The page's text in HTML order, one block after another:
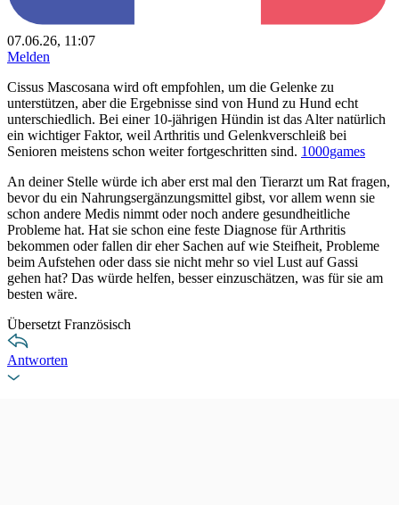
07.06.26, 11:07
Melden
Cissus Mascosana wird oft empfohlen, um die Gelenke zu
unterstützen, aber die Ergebnisse sind von Hund zu Hund echt
unterschiedlich. Bei einer 10-jährigen Hündin ist das Alter natürlich
ein wichtiger Faktor, weil Arthritis und Gelenkverschleiß bei
Senioren meistens schon weiter fortgeschritten sind. 1000games
An deiner Stelle würde ich aber erst mal den Tierarzt um Rat fragen,
bevor du ein Nahrungsergänzungsmittel gibst, vor allem wenn sie
schon andere Medis nimmt oder noch andere gesundheitliche
Probleme hat. Hat sie schon eine feste Diagnose für Arthritis
bekommen oder fallen dir eher Sachen auf wie Steifheit, Probleme
beim Aufstehen oder dass sie nicht mehr so viel Lust auf Gassi
gehen hat? Das würde helfen, besser einzuschätzen, was für sie am
besten wäre.
Übersetzt Französisch
Antworten